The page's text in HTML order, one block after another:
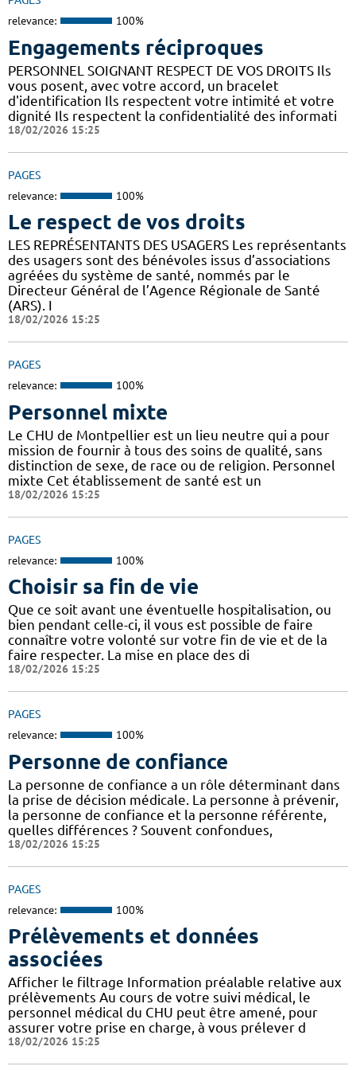
relevance: 100%
Engagements réciproques
PERSONNEL SOIGNANT RESPECT DE VOS DROITS Ils
vous posent, avec votre accord, un bracelet
d'identification Ils respectent votre intimité et votre
dignité Ils respectent la confidentialité des informati
18/02/2026 15:25
PAGES
relevance: 100%
Le respect de vos droits
LES REPRÉSENTANTS DES USAGERS Les représentants
des usagers sont des bénévoles issus d’associations
agréées du système de santé, nommés par le
Directeur Général de l’Agence Régionale de Santé
(ARS). I
18/02/2026 15:25
PAGES
relevance: 100%
Personnel mixte
Le CHU de Montpellier est un lieu neutre qui a pour
mission de fournir à tous des soins de qualité, sans
distinction de sexe, de race ou de religion. Personnel
mixte Cet établissement de santé est un
18/02/2026 15:25
PAGES
relevance: 100%
Choisir sa fin de vie
Que ce soit avant une éventuelle hospitalisation, ou
bien pendant celle-ci, il vous est possible de faire
connaître votre volonté sur votre fin de vie et de la
faire respecter. La mise en place des di
18/02/2026 15:25
PAGES
relevance: 100%
Personne de confiance
La personne de confiance a un rôle déterminant dans
la prise de décision médicale. La personne à prévenir,
la personne de confiance et la personne référente,
quelles différences ? Souvent confondues,
18/02/2026 15:25
PAGES
relevance: 100%
Prélèvements et données
associées
Afficher le filtrage Information préalable relative aux
prélèvements Au cours de votre suivi médical, le
personnel médical du CHU peut être amené, pour
assurer votre prise en charge, à vous prélever d
18/02/2026 15:25